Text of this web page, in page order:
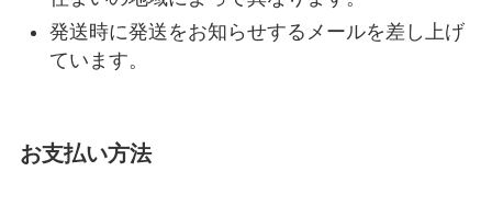
発送時に発送をお知らせするメールを差し上げ
ています。
お支払い方法